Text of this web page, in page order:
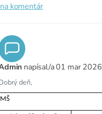
komentár
napísal/a01 mar 2026
deň,
MŠ